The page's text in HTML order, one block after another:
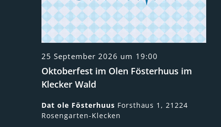
25 September 2026 um 19:00
Oktoberfest im Olen Fösterhuus im
Klecker Wald
Dat ole Fösterhuus Forsthaus 1, 21224
Rosengarten-Klecken